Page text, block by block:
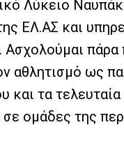
Λύκειο
ΕΛ.ΑΣ και
Ασχολούμαι πάρα
αθλητισμό ως
και τα
ομάδες της